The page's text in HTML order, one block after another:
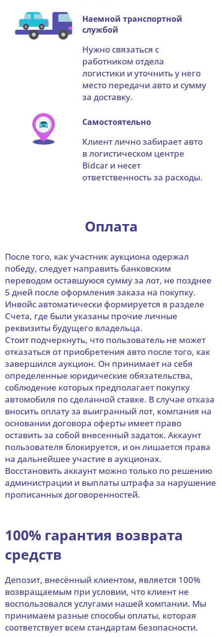
Наемной транспортной
службой
Нужно связаться с
работником отдела
логистики и уточнить у него
место передачи авто и сумму
за доставку.
Самостоятельно
Клиент лично забирает авто
в логистическом центре
Bidcar и несет
ответственность за расходы.
Оплата
После того, как участник аукциона одержал
победу, следует направить банковским
переводом оставшуюся сумму за лот, не позднее
5 дней после оформления заказа на покупку.
Инвойс автоматически формируется в разделе
Счета, где были указаны прочие личные
реквизиты будущего владельца.
Стоит подчеркнуть, что пользователь не может
отказаться от приобретения авто после того, как
завершился аукцион. Он принимает на себя
определенные юридические обязательства,
соблюдение которых предполагает покупку
автомобиля по сделанной ставке. В случае отказа
вносить оплату за выигранный лот, компания на
основании договора оферты имеет право
оставить за собой внесенный задаток. Аккаунт
пользователя блокируется, и он лишается права
на дальнейшее участие в аукционах.
Восстановить аккаунт можно только по решению
администрации и выплаты штрафа за нарушение
прописанных договоренностей.
100% гарантия возврата
средств
Депозит, внесённый клиентом, является 100%
возвращаемым при условии, что клиент не
воспользовался услугами нашей компании. Мы
принимаем разные способы оплаты, которая
соответствует всем стандартам безопасности.